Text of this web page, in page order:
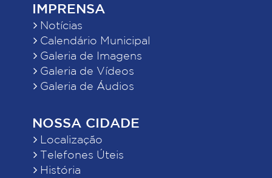
IMPRENSA
Notícias
Calendário Municipal
Galeria de Imagens
Galeria de Vídeos
Galeria de Áudios
NOSSA CIDADE
Localização
Telefones Úteis
História